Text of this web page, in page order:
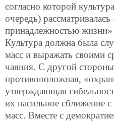
согласно которой
очередь)
принадлежностью
Культура должна была
масс и выражать своими
чаяния. С другой
противоположная,
утверждающая
их насильное сближение
масс. Вместе с